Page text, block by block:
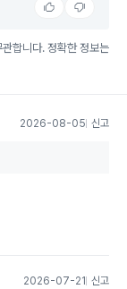
합니다. 정확한 정보는
2026-08-05 신고
2026-07-21 신고